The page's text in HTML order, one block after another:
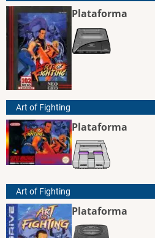
Plataforma
Art of Fighting
Plataforma
Art of Fighting
Plataforma